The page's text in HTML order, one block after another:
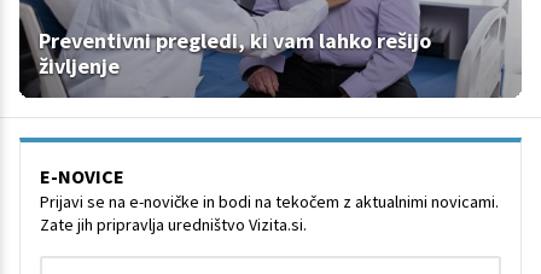
Preventivni pregledi, ki vam lahko rešijo
življenje
E-NOVICE
Prijavi se na e-novičke in bodi na tekočem z aktualnimi novicami.
Zate jih pripravlja uredništvo Vizita.si.